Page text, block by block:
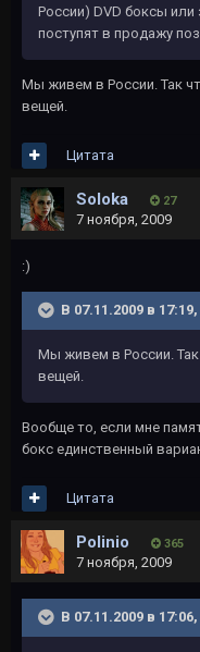
России) DVD боксы или
поступят в продажу
Мы живем в России. Так
вещей.
Цитата
Soloka 27
7 ноября, 2009
:)
В 07.11.2009 в
Мы живем в России. Так
вещей.
Вообще то, если мне
бокс единственный
Цитата
Polinio 365
7 ноября, 2009
В 07.11.2009 в